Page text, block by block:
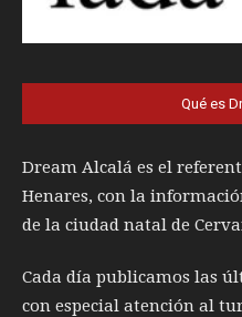
Qué es
Dream Alcalá es el
Henares, con la
de la ciudad natal de
Cada día publicamos las
con especial atención al